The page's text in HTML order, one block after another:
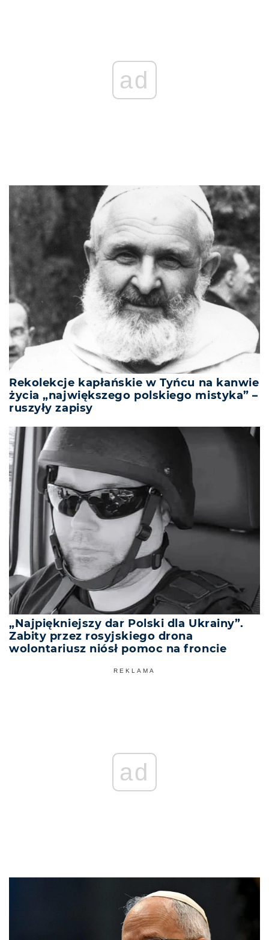
ad
Rekolekcje kapłańskie w Tyńcu na kanwie
życia „największego polskiego mistyka” –
ruszyły zapisy
„Najpiękniejszy dar Polski dla Ukrainy”.
Zabity przez rosyjskiego drona
wolontariusz niósł pomoc na froncie
REKLAMA
ad